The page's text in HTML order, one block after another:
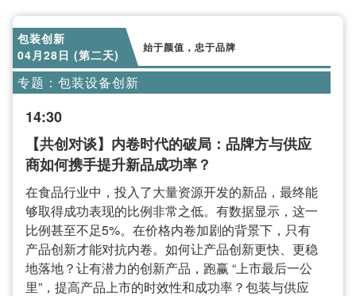
包装创新
04月28日 (第二天)
始于颜值，忠于品牌
专题：包装设备创新
14:30
【共创对谈】内卷时代的破局：品牌方与供应
商如何携手提升新品成功率？
在食品行业中，投入了大量资源开发的新品，最终能
够取得成功表现的比例非常之低。有数据显示，这一
比例甚至不足5%。在价格内卷加剧的背景下，只有
产品创新才能对抗内卷。如何让产品创新更快、更稳
地落地？让有潜力的创新产品，跑赢 “上市最后一公
里”，提高产品上市的时效性和成功率？包装与供应